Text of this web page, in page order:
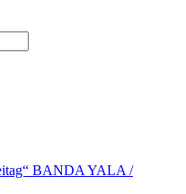
BANDA YALA /